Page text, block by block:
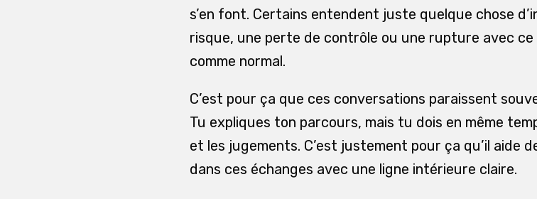
s’en font. Certains entendent juste quelque chose
risque, une perte de contrôle ou une rupture avec ce
comme normal.
C’est pour ça que ces conversations paraissent
Tu expliques ton parcours, mais tu dois en même
et les jugements. C’est justement pour ça qu’il aide
dans ces échanges avec une ligne intérieure claire.